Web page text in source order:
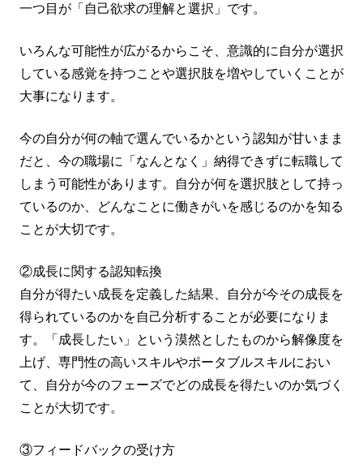
一つ目が「自己欲求の理解と選択」です。
いろんな可能性が広がるからこそ、意識的に自分が選択
している感覚を持つことや選択肢を増やしていくことが
大事になります。
今の自分が何の軸で選んでいるかという認知が甘いまま
だと、今の職場に「なんとなく」納得できずに転職して
しまう可能性があります。自分が何を選択肢として持っ
ているのか、どんなことに働きがいを感じるのかを知る
ことが大切です。
②成長に関する認知転換
自分が得たい成長を定義した結果、自分が今その成長を
得られているのかを自己分析することが必要になりま
す。「成長したい」という漠然としたものから解像度を
上げ、専門性の高いスキルやポータブルスキルにおい
て、自分が今のフェーズでどの成長を得たいのか気づく
ことが大切です。
③フィードバックの受け方